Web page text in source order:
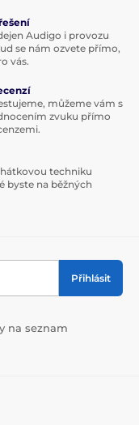
Audigo i provozu
se nám ozvete přímo,
vás.
můžeme vám s
zvuku přímo
techniku
byste na běžných
Přihlásit
na seznam